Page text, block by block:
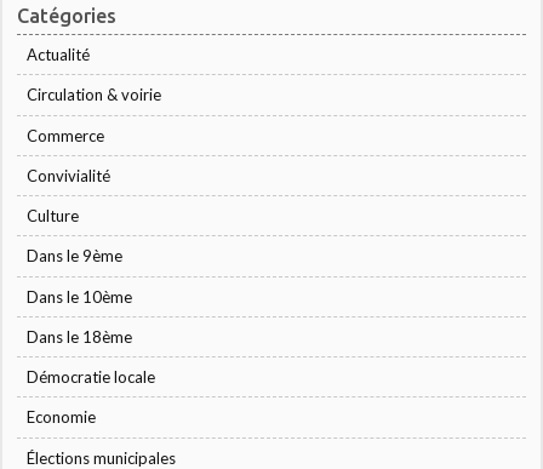
Catégories
Actualité
Circulation & voirie
Commerce
Convivialité
Culture
Dans le 9ème
Dans le 10ème
Dans le 18ème
Démocratie locale
Economie
Élections municipales